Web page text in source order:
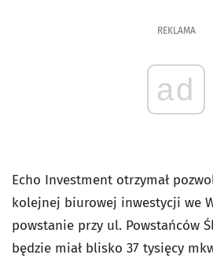
REKLAMA
ad
Echo Investment otrzymał
kolejnej biurowej inwestycji we
powstanie przy ul. Powstańców
będzie miał blisko 37 tysięcy